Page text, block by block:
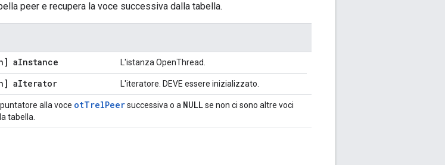
peer e recupera la voce successiva dalla tabella.
aInstance L'istanza OpenThread.
aIterator L'iteratore. DEVE essere inizializzato.
alla voce otTrelPeersuccessiva o a NULLse non ci sono altre voci
tabella.